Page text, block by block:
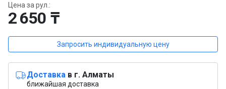
Цена за рул.:
2 650 ₸
Запросить индивидуальную цену
Доставка в г. Алматы
ближайшая доставка